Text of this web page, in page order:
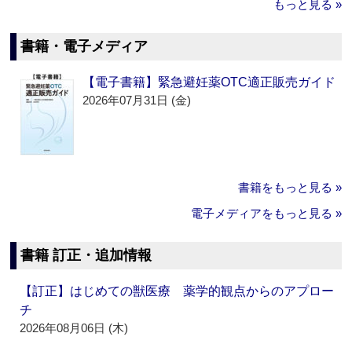
もっと見る »
書籍・電子メディア
【電子書籍】緊急避妊薬OTC適正販売ガイド
2026年07月31日 (金)
書籍をもっと見る »
電子メディアをもっと見る »
書籍 訂正・追加情報
【訂正】はじめての獣医療 薬学的観点からのアプロー
チ
2026年08月06日 (木)